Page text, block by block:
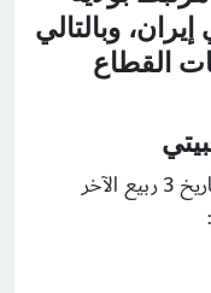
وبالتالي
القطاع
صحيفة تواصل الإلكترونية، بتاريخ 3 ربيع الآخر